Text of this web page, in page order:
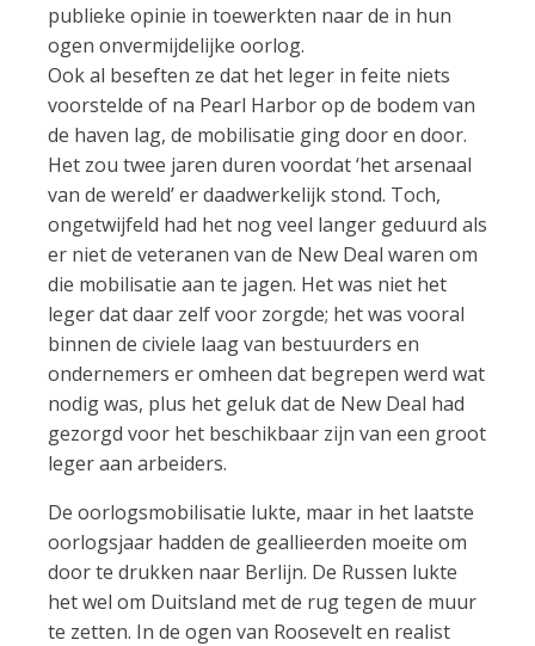
publieke opinie in toewerkten naar de in hun
ogen onvermijdelijke oorlog.
Ook al beseften ze dat het leger in feite niets
voorstelde of na Pearl Harbor op de bodem van
de haven lag, de mobilisatie ging door en door.
Het zou twee jaren duren voordat ‘het arsenaal
van de wereld’ er daadwerkelijk stond. Toch,
ongetwijfeld had het nog veel langer geduurd als
er niet de veteranen van de New Deal waren om
die mobilisatie aan te jagen. Het was niet het
leger dat daar zelf voor zorgde; het was vooral
binnen de civiele laag van bestuurders en
ondernemers er omheen dat begrepen werd wat
nodig was, plus het geluk dat de New Deal had
gezorgd voor het beschikbaar zijn van een groot
leger aan arbeiders.
De oorlogsmobilisatie lukte, maar in het laatste
oorlogsjaar hadden de geallieerden moeite om
door te drukken naar Berlijn. De Russen lukte
het wel om Duitsland met de rug tegen de muur
te zetten. In de ogen van Roosevelt en realist